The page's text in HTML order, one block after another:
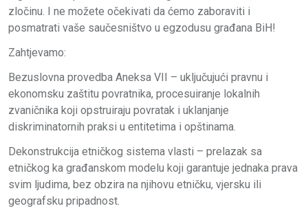
zločinu. I ne možete očekivati da ćemo zaboraviti i
posmatrati vaše saučesništvo u egzodusu građana BiH!
Zahtjevamo:
Bezuslovna provedba Aneksa VII – uključujući pravnu i
ekonomsku zaštitu povratnika, procesuiranje lokalnih
zvaničnika koji opstruiraju povratak i uklanjanje
diskriminatornih praksi u entitetima i opštinama.
Dekonstrukcija etničkog sistema vlasti – prelazak sa
etničkog ka građanskom modelu koji garantuje jednaka prava
svim ljudima, bez obzira na njihovu etničku, vjersku ili
geografsku pripadnost.